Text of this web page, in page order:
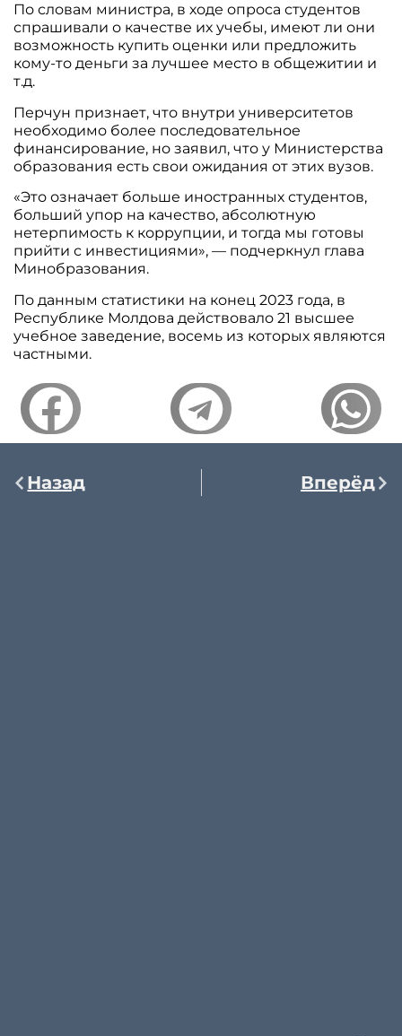
По словам министра, в ходе опроса студентов
спрашивали о качестве их учебы, имеют ли они
возможность купить оценки или предложить
кому-то деньги за лучшее место в общежитии и
т.д.
Перчун признает, что внутри университетов
необходимо более последовательное
финансирование, но заявил, что у Министерства
образования есть свои ожидания от этих вузов.
«Это означает больше иностранных студентов,
больший упор на качество, абсолютную
нетерпимость к коррупции, и тогда мы готовы
прийти с инвестициями», — подчеркнул глава
Минобразования.
По данным статистики на конец 2023 года, в
Республике Молдова действовало 21 высшее
учебное заведение, восемь из которых являются
частными.
Назад Вперёд